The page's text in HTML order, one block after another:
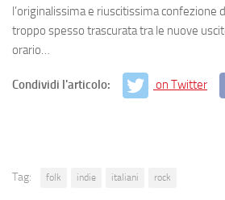
l’originalissima e riuscitissima confezione
troppo spesso trascurata tra le nuove
orario…
Condividi l'articolo: on Twitter
Tag: folk indie italiani rock